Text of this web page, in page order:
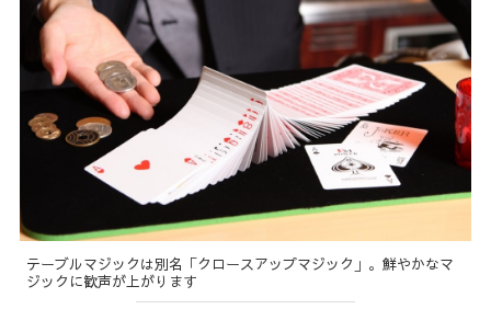
テーブルマジックは別名「クロースアップマジック」。鮮やかなマ
ジックに歓声が上がります